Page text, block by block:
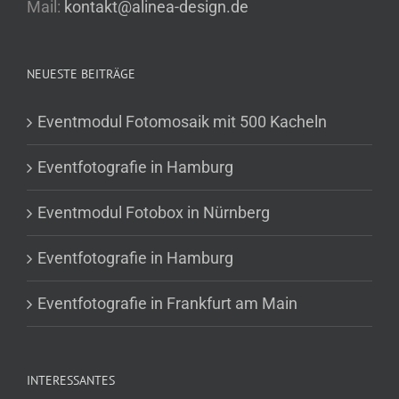
Mail: kontakt@alinea-design.de
NEUESTE BEITRÄGE
Eventmodul Fotomosaik mit 500 Kacheln
Eventfotografie in Hamburg
Eventmodul Fotobox in Nürnberg
Eventfotografie in Hamburg
Eventfotografie in Frankfurt am Main
INTERESSANTES